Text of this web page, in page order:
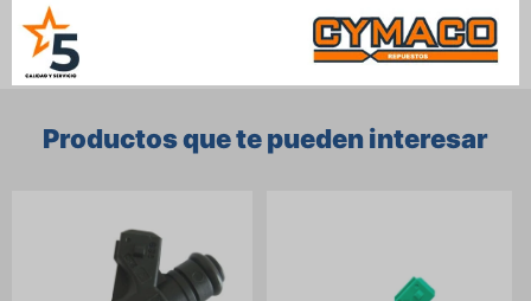
Productos que te pueden interesar